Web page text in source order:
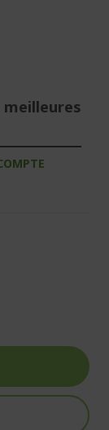
meilleures